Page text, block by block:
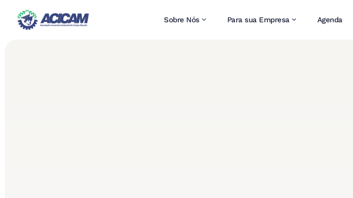
Sobre Nós Para sua Empresa Agenda